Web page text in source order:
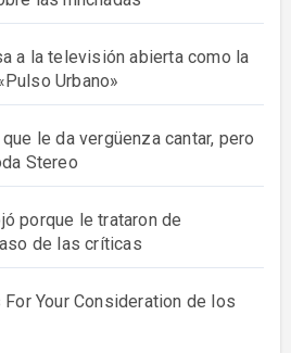
a la televisión abierta como la
Urbano»
le da vergüenza cantar, pero
Stereo
porque le trataron de
de las críticas
Your Consideration de los